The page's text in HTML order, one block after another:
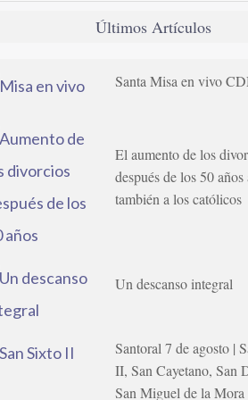
Últimos Artículos
Santa Misa en vivo
El aumento de los
después de los 50 años
también a los católicos
Un descanso integral
Santoral 7 de agosto |
II, San Cayetano, San
San Miguel de la Mora